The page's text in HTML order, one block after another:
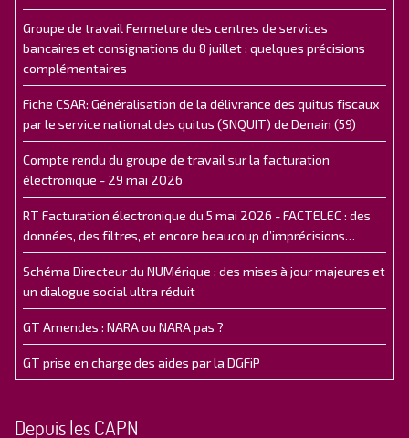
Groupe de travail Fermeture des centres de services
bancaires et consignations du 8 juillet : quelques précisions
complémentaires
Fiche CSAR: Généralisation de la délivrance des quitus fiscaux
par le service national des quitus (SNQUIT) de Denain (59)
Compte rendu du groupe de travail sur la facturation
électronique - 29 mai 2026
RT Facturation électronique du 5 mai 2026 - FACTELEC : des
données, des filtres, et encore beaucoup d’imprécisions…
Schéma Directeur du NUMérique : des mises à jour majeures et
un dialogue social ultra réduit
GT Amendes : NARA ou NARA pas ?
GT prise en charge des aides par la DGFiP
Depuis les CAPN